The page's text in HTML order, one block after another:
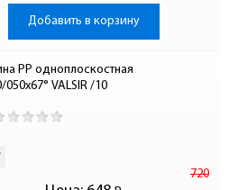
Добавить в корзину
PP одноплоскостная
VALSIR /10
720